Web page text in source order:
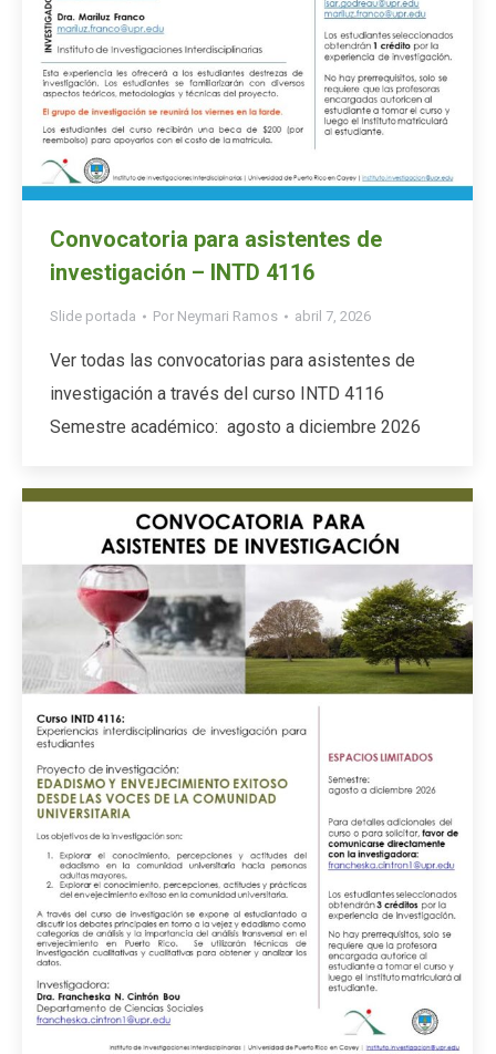
Convocatoria para asistentes de
investigación – INTD 4116
Slide portada Por Neymari Ramos abril 7, 2026
Ver todas las convocatorias para asistentes de
investigación a través del curso INTD 4116
Semestre académico: agosto a diciembre 2026